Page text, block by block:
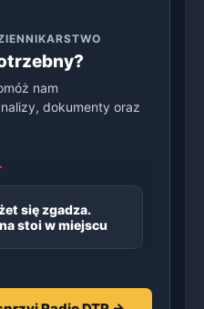
nam
dokumenty oraz
się zgadza.
stoi w miejscu